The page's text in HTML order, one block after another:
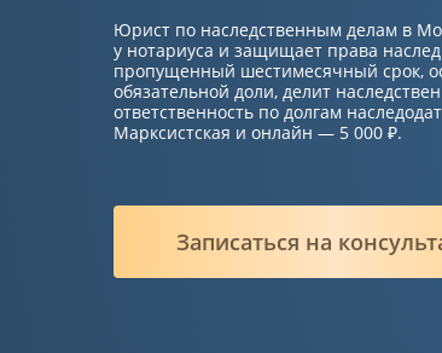
Юрист по наследственным делам в
у нотариуса и защищает права
пропущенный шестимесячный срок,
обязательной доли, делит
ответственность по долгам
Марксистская и онлайн — 5 000 ₽.
Записаться на